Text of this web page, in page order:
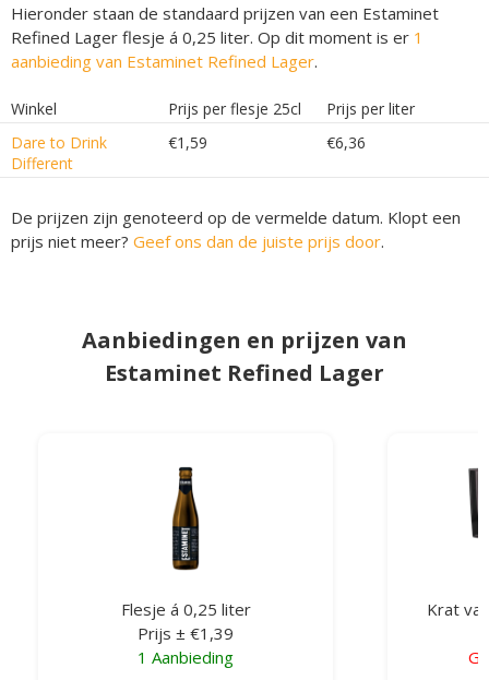
Hieronder staan de standaard prijzen van een Estaminet
Refined Lager flesje á 0,25 liter. Op dit moment is er 1
aanbieding van Estaminet Refined Lager.
Winkel Prijs per flesje 25cl
Prijs per liter
Dare to Drink
Different
€1,59 €6,36
De prijzen zijn genoteerd op de vermelde datum. Klopt een
prijs niet meer? Geef ons dan de juiste prijs door.
Aanbiedingen en prijzen van
Estaminet Refined Lager
Flesje á 0,25 liter
Prijs ± €1,39
1 Aanbieding
Krat